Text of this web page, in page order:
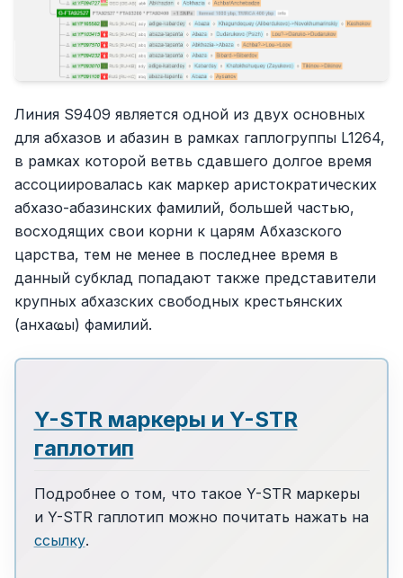
Линия S9409 является одной из двух основных
для абхазов и абазин в рамках гаплогруппы L1264,
в рамках которой ветвь сдавшего долгое время
ассоциировалась как маркер аристократических
абхазо-абазинских фамилий, большей частью,
восходящих свои корни к царям Абхазского
царства, тем не менее в последнее время в
данный субклад попадают также представители
крупных абхазских свободных крестьянских
(анхаҩы) фамилий.
Y-STR маркеры и Y-STR
гаплотип
Подробнее о том, что такое Y-STR маркеры
и Y-STR гаплотип можно почитать нажать на
ссылку.